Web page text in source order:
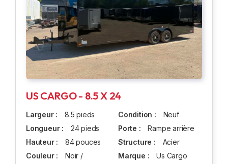
US CARGO - 8.5 X 24
Largeur :
8.5 pieds
Longueur :
24 pieds
Hauteur :
84 pouces
Couleur :
Noir /
Condition :
Neuf
Porte :
Rampe arrière
Structure :
Acier
Marque :
Us Cargo